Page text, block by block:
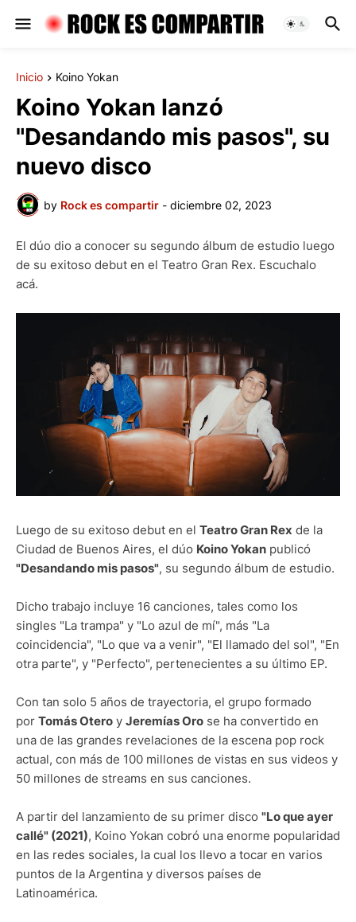
Inicio Koino Yokan
Koino Yokan lanzó
"Desandando mis pasos", su
nuevo disco
by Rock es compartir - diciembre 02, 2023
El dúo dio a conocer su segundo álbum de estudio luego
de su exitoso debut en el Teatro Gran Rex. Escuchalo
acá.
Luego de su exitoso debut en el Teatro Gran Rex de la
Ciudad de Buenos Aires, el dúo Koino Yokan publicó
"Desandando mis pasos", su segundo álbum de estudio.
Dicho trabajo incluye 16 canciones, tales como los
singles "La trampa" y "Lo azul de mí", más "La
coincidencia", "Lo que va a venir", "El llamado del sol", "En
otra parte", y "Perfecto", pertenecientes a su último EP.
Con tan solo 5 años de trayectoria, el grupo formado
por Tomás Otero y Jeremías Oro se ha convertido en
una de las grandes revelaciones de la escena pop rock
actual, con más de 100 millones de vistas en sus videos y
50 millones de streams en sus canciones.
A partir del lanzamiento de su primer disco "Lo que ayer
callé" (2021), Koino Yokan cobró una enorme popularidad
en las redes sociales, la cual los llevo a tocar en varios
puntos de la Argentina y diversos países de
Latinoamérica.